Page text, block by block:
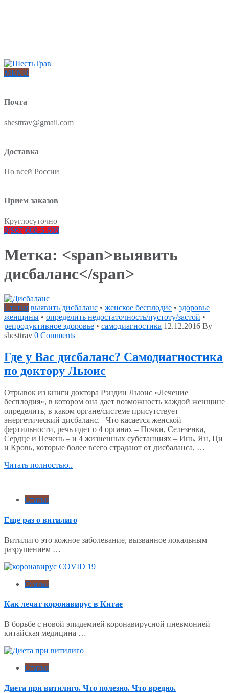
MENU
Почта
shesttrav@gmail.com
Доставка
По всей России
Прием заказов
Круглосуточно
8(967)608-5-608
Метка: <span>выявить
дисбаланс</span>
Статьи выявить дисбаланс • женское бесплодие • здоровье
женщины • определить недостаточность/пустоту/застой •
репродуктивное здоровье • самодиагностика 12.12.2016 By
shesttrav 0 Comments
Где у Вас дисбаланс? Самодиагностика
по доктору Льюис
Отрывок из книги доктора Рэндин Льюис «Лечение
бесплодия», в котором она дает возможность каждой женщине
определить, в каком органе/системе присутствует
энергетический дисбаланс. Что касается женской
фертильности, речь идет о 4 органах – Почки, Селезенка,
Сердце и Печень – и 4 жизненных субстанциях – Инь, Ян, Ци
и Кровь, которые более всего страдают от дисбаланса, …
Читать полностью..
Статьи
Еще раз о витилиго
Витилиго это кожное заболевание, вызванное локальным
разрушением …
Статьи
Как лечат коронавирус в Китае
В борьбе с новой эпидемией коронавирусной пневмонией
китайская медицина …
Статьи
Диета при витилиго. Что полезно. Что вредно.